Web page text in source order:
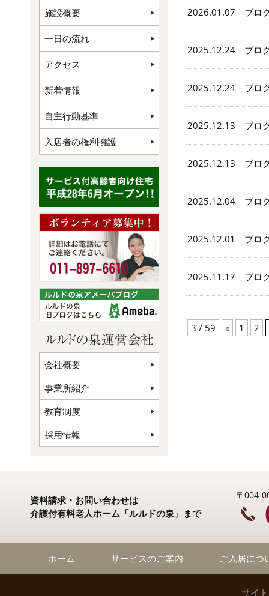
2026.01.07 ブロ
2025.12.24 ブロ
2025.12.24 ブロ
2025.12.13 ブロ
2025.12.13 ブロ
2025.12.04 ブロ
2025.12.01 ブロ
2025.11.17 ブロ
3 / 59 « 1 2
施設概要
一日の流れ
アクセス
新着情報
自主行動基準
入居者の権利擁護
会社概要
事業所紹介
教育制度
採用情報
資料請求・お問い合わせは
介護付有料老人ホーム「ルルドの泉」まで
〒004-
ホーム サービスのご案内 ご入居につ
サイ